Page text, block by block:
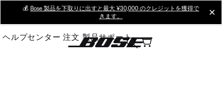
Main
💰 Bose 製品を下取りに出すと最大 ¥30,000 のクレジットを獲得で
きます。
ヘルプセンター 注文 製品サポート